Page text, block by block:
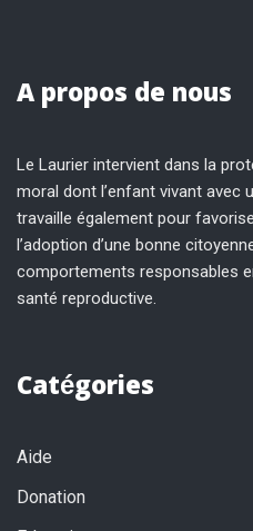
A propos de nous
Le Laurier intervient dans la
moral dont l’enfant vivant avec
travaille également pour
l’adoption d’une bonne
comportements responsables
santé reproductive.
Catégories
Aide
Donation